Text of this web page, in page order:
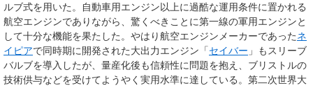
ルブ式を用いた。自動車用エンジン以上に過酷な運用条件に置かれる
航空エンジンでありながら、驚くべきことに第一線の軍用エンジンと
して十分な機能を果たした。やはり航空エンジンメーカーであったネ
イピアで同時期に開発された大出力エンジン「セイバー 」もスリーブ
バルブを導入したが、量産化後も信頼性に問題を抱え、ブリストルの
技術供与などを受けてようやく実用水準に達している。第二次世界大